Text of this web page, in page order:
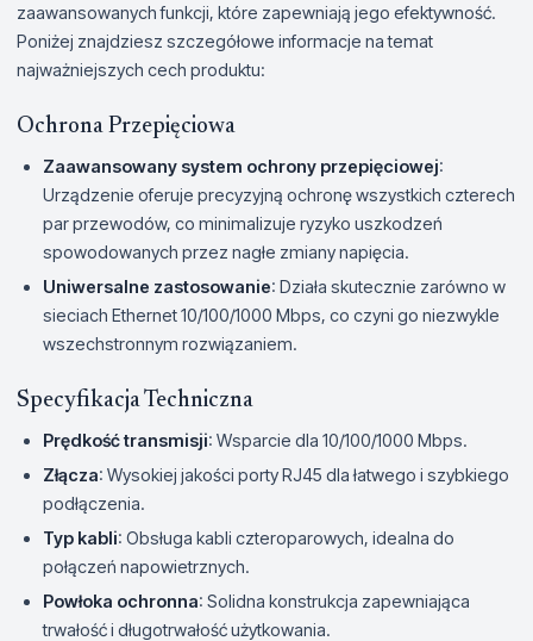
zaawansowanych funkcji, które zapewniają jego efektywność.
Poniżej znajdziesz szczegółowe informacje na temat
najważniejszych cech produktu:
Ochrona Przepięciowa
Zaawansowany system ochrony przepięciowej:
Urządzenie oferuje precyzyjną ochronę wszystkich czterech
par przewodów, co minimalizuje ryzyko uszkodzeń
spowodowanych przez nagłe zmiany napięcia.
Uniwersalne zastosowanie: Działa skutecznie zarówno w
sieciach Ethernet 10/100/1000 Mbps, co czyni go niezwykle
wszechstronnym rozwiązaniem.
Specyfikacja Techniczna
Prędkość transmisji: Wsparcie dla 10/100/1000 Mbps.
Złącza: Wysokiej jakości porty RJ45 dla łatwego i szybkiego
podłączenia.
Typ kabli: Obsługa kabli czteroparowych, idealna do
połączeń napowietrznych.
Powłoka ochronna: Solidna konstrukcja zapewniająca
trwałość i długotrwałość użytkowania.